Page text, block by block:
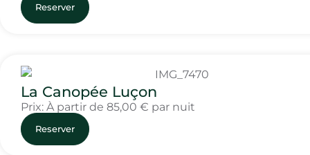
Reserver
La Canopée Luçon
Prix: À partir de 85,00 € par nuit
Reserver